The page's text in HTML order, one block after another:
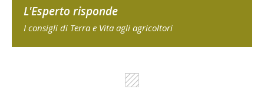
L'Esperto risponde
I consigli di Terra e Vita agli agricoltori